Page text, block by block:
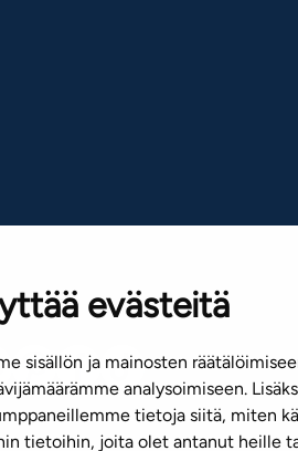
evästeitä
sisällön ja mainosten
analysoimiseen.
tietoja siitä, miten
tietoihin, joita olet antanut heille